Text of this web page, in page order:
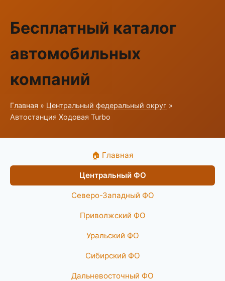
Бесплатный каталог
автомобильных
компаний
Главная » Центральный федеральный округ »
Автостанция Ходовая Turbo
🏠 Главная
Центральный ФО
Северо-Западный ФО
Приволжский ФО
Уральский ФО
Сибирский ФО
Дальневосточный ФО